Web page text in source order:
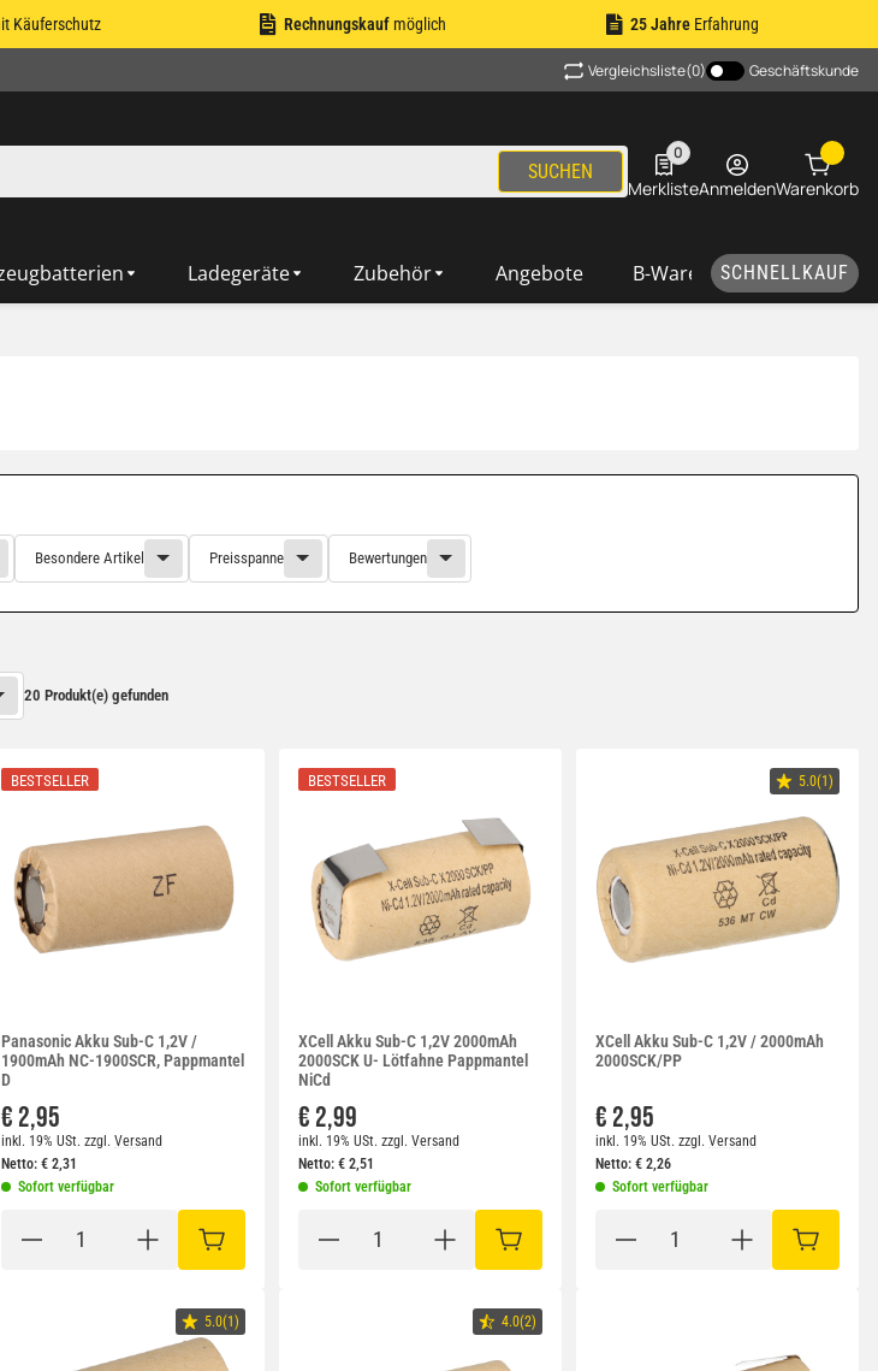
Käuferschutz Rechnungskauf möglich 25 JahreErfahrung
Vergleichsliste(0) Geschäftskunde
SUCHEN
0
0 Produkte in der Liste
MerklisteAnmeldenWarenkorb
Ladegeräte Zubehör Angebote B-Ware SCHNELLKAUF
Besondere Artikel Preisspanne Bewertungen
20 Produkt(e) gefunden
BESTSELLER
Panasonic Akku Sub-C 1,2V /
1900mAh NC-1900SCR, Pappmantel
D
€ 2,95
inkl. 19% USt. zzgl. Versand
Netto: € 2,31
Sofort verfügbar
IN DEN WARENKORB
BESTSELLER
XCell Akku Sub-C 1,2V 2000mAh
2000SCK U- Lötfahne Pappmantel
NiCd
€ 2,99
inkl. 19% USt. zzgl. Versand
Netto: € 2,51
Sofort verfügbar
IN DEN WARENKORB
5.0(1)
XCell Akku Sub-C 1,2V / 2000mAh
2000SCK/PP
€ 2,95
inkl. 19% USt. zzgl. Versand
Netto: € 2,26
Sofort verfügbar
IN DEN
5.0(1) 4.0(2)